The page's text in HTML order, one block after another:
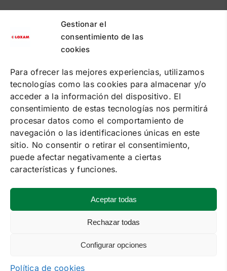
Gestionar el
consentimiento de las
cookies
Para ofrecer las mejores experiencias, utilizamos
tecnologías como las cookies para almacenar y/o
acceder a la información del dispositivo. El
consentimiento de estas tecnologías nos permitirá
procesar datos como el comportamiento de
navegación o las identificaciones únicas en este
sitio. No consentir o retirar el consentimiento,
puede afectar negativamente a ciertas
características y funciones.
Aceptar todas
Rechazar todas
Configurar opciones
Política de cookies
PUNTOS DE RECOGIDA
CONTACTA
Política de cookies
Política de privacidad
Condiciones de contratación online
SOLUCIONES
ALQUILER DE MAQUINARIA
FORMACIÓN
SUMINISTRO DE ENERGÍA
EVENTOS
MAQUINARIA DE SEGUNDA MANO